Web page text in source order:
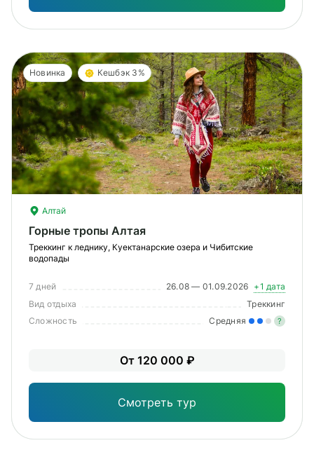
Новинка Кешбэк 3%
Алтай
Горные тропы Алтая
Треккинг к леднику, Куектанарские озера и Чибитские
водопады
7 дней 26.08 — 01.09.2026 +1 дата
Вид отдыха
Треккинг
Сложность
Средняя ?
От 120 000 ₽
Смотреть тур